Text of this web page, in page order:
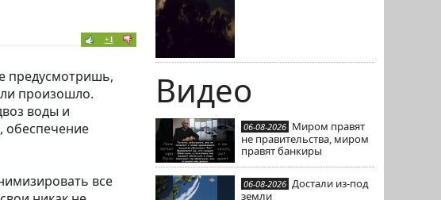
Видео
06-08-2026 Миром правят
не правительства, миром
правят банкиры
06-08-2026 Достали из-под
земли
+1
предусмотришь,
произошло.
воды и
обеспечение
все